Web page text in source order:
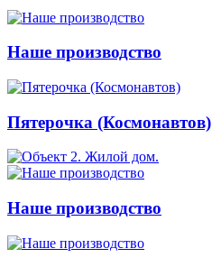
Наше производство
Пятерочка (Космонавтов)
Наше производство